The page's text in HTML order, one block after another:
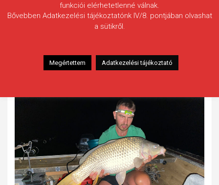
Tokai Roland
Halfaj: Tőponty
Fogott hal adatai: 9,80 kg
funkciói elérhetetlenné válnak.
Bővebben Adatkezelési tájékoztatónk IV/8. pontjában olvashat
a sütikről.
Megértettem Adatkezelési tájékoztató